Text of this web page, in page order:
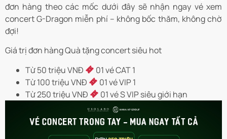
đơn hàng theo các mốc dưới đây sẽ nhận ngay vé xem
concert G-Dragon miễn phí – không bốc thăm, không chờ
đợi!
Giá trị đơn hàng Quà tặng concert siêu hot
Từ 50 triệu VNĐ
01 vé CAT 1
Từ 100 triệu VNĐ
01 vé VIP 1
Từ 250 triệu VNĐ
01 vé S VIP siêu giới hạn